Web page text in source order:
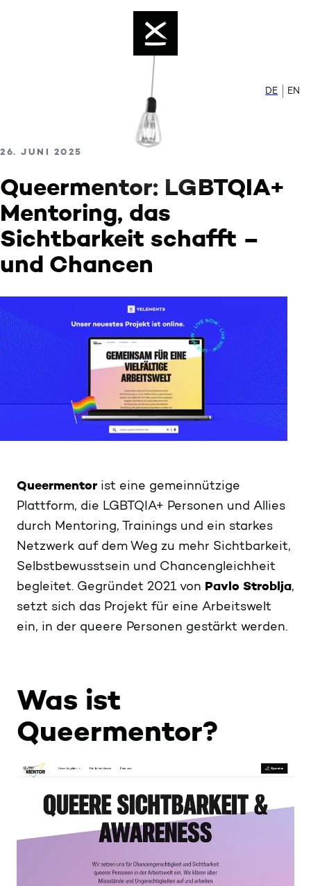
DE Zur
EN
Enable dark mode
VERÖFFENTLICHT AM
26. JUNI 2025
Queermentor: LGBTQIA+
Mentoring, das
Sichtbarkeit schafft –
und Chancen
Queermentor ist eine gemeinnützige
Plattform, die LGBTQIA+ Personen und Allies
durch Mentoring, Trainings und ein starkes
Netzwerk auf dem Weg zu mehr Sichtbarkeit,
Selbstbewusstsein und Chancengleichheit
begleitet. Gegründet 2021 von Pavlo Stroblja,
setzt sich das Projekt für eine Arbeitswelt
ein, in der queere Personen gestärkt werden.
Was ist
Queermentor?